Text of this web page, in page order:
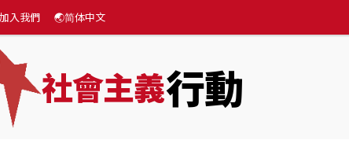
加入我們 🌏简体中文
社會主義行動